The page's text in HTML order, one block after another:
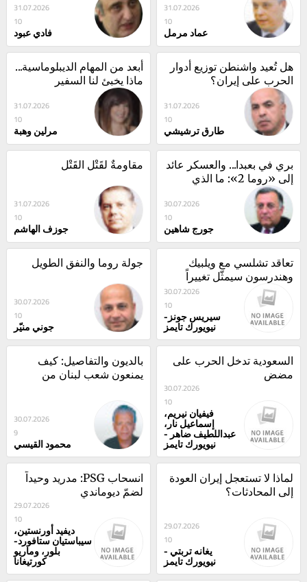
31.07.2026
10
فادي عبود
31.07.2026
10
عماد مرمل
الأميركيّ اللبنانيّ؟
31.07.2026
10
مرلين وهبة
الحرب على إيران؟
31.07.2026
10
طارق ترشيشي
مقاومةٌ لقَتْلِ القَتْل
31.07.2026
10
جوزف الهاشم
سيتغيّر؟
30.07.2026
10
جورج شاهين
جولة روما والنفق الطويل
30.07.2026
10
جوني منيّر
وهندرسون سيمثّل تغييراً
ويثير تساؤلات
30.07.2026
10
سيريس جونز-
نيويورك تايمز
30.07.2026
9
محمود القيسي
مضض
30.07.2026
10
فيفيان نيريم،
إسماعيل نار،
عبداللطيف ضاهر -
نيويورك تايمز
انسحاب PSG: مدريد وحيداً
لضمّ ديوماندي
29.07.2026
10
ديفيد أورنستين،
سيباستيان ستافورد-
بلور، وماريو
كورتيغانا
إلى المحادثات؟
29.07.2026
10
يغانه تربتي -
نيويورك تايمز